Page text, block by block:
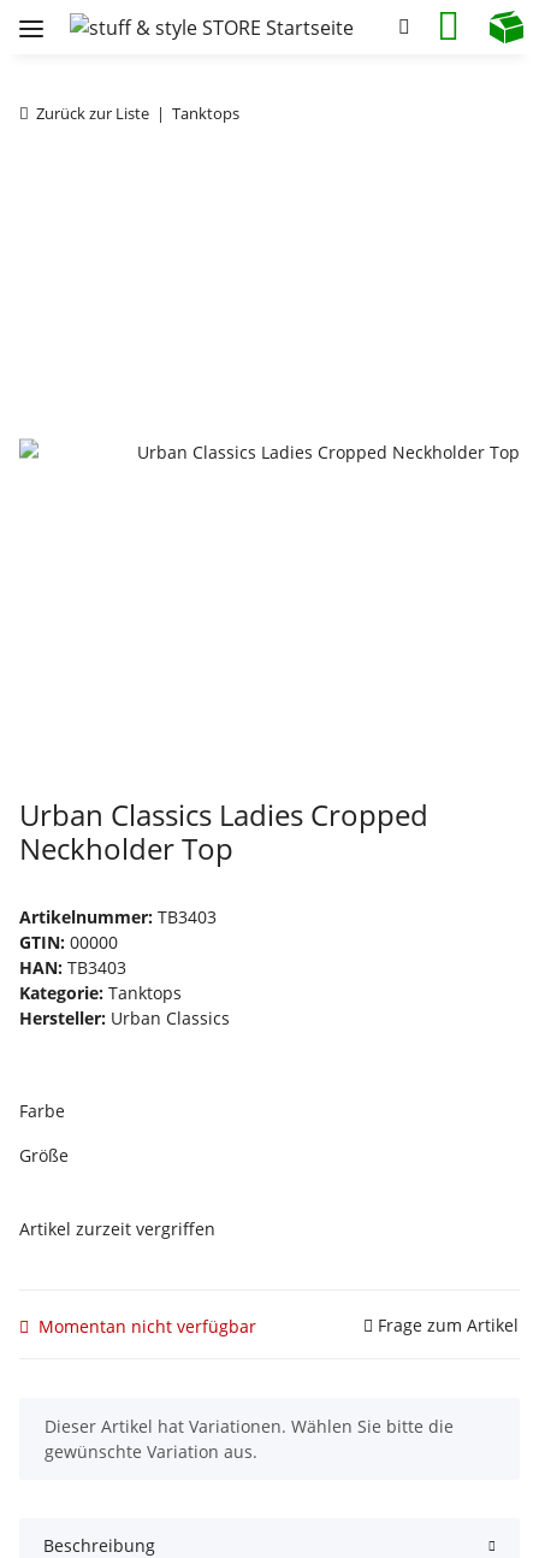
Zurück zur Liste Tanktops
Urban Classics Ladies Cropped
Neckholder Top
Artikelnummer: TB3403
GTIN: 00000
HAN: TB3403
Kategorie: Tanktops
Hersteller: Urban Classics
Farbe
Größe
Artikel zurzeit vergriffen
Momentan nicht verfügbar Frage zum Artikel
x
Dieser Artikel hat Variationen. Wählen Sie bitte die
gewünschte Variation aus.
Beschreibung